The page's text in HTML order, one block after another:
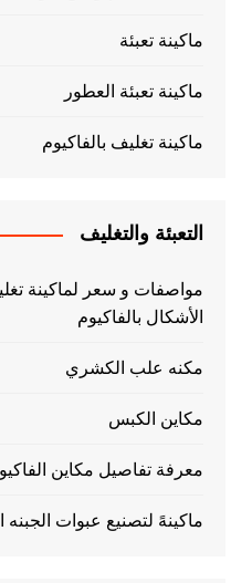
ماكينة تعبئة
ماكينة تعبئة العطور
ماكينة تغليف بالفاكيوم
التعبئة والتغليف
مواصفات و سعر لماكينة
الأشكال بالفاكيوم
مكنه علب الكشري
مكاين الكبس
معرفة تفاصيل مكاين
ماكينهً لتصنيع عبوات الجبنه